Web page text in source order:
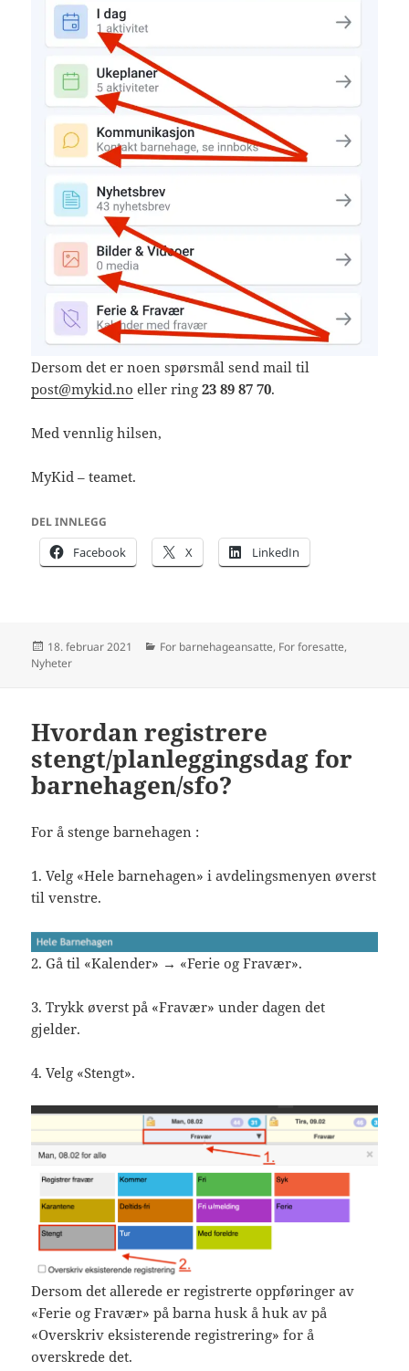
Dersom det er noen spørsmål send mail til
post@mykid.no eller ring23 89 87 70.
Med vennlig hilsen,
MyKid – teamet.
DEL INNLEGG
Facebook X LinkedIn
Publisert
18. februar 2021 Kategorier
For barnehageansatte, For foresatte,
Nyheter
Hvordan registrere
stengt/planleggingsdag for
barnehagen/sfo?
For å stenge barnehagen :
1. Velg «Hele barnehagen» i avdelingsmenyen øverst
til venstre.
2. Gå til «Kalender» → «Ferie og Fravær».
3. Trykk øverst på «Fravær» under dagen det
gjelder.
4. Velg «Stengt».
Dersom det allerede er registrerte oppføringer av
«Ferie og Fravær» på barna husk å huk av på
«Overskriv eksisterende registrering» for å
overskrede det.